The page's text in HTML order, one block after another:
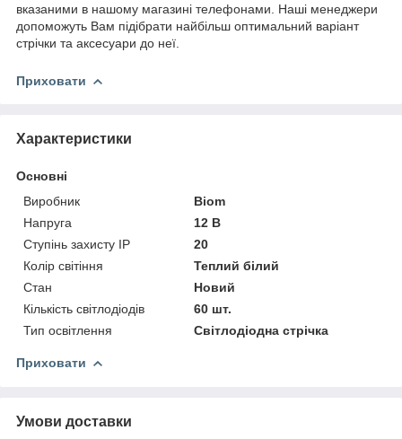
вказаними в нашому магазині телефонами. Наші менеджери
допоможуть Вам підібрати найбільш оптимальний варіант
стрічки та аксесуари до неї.
Приховати
Характеристики
Основні
Виробник
Biom
Напруга
12 В
Ступінь захисту IP
20
Колір світіння
Теплий білий
Стан
Новий
Кількість світлодіодів
60 шт.
Тип освітлення
Світлодіодна стрічка
Приховати
Умови доставки